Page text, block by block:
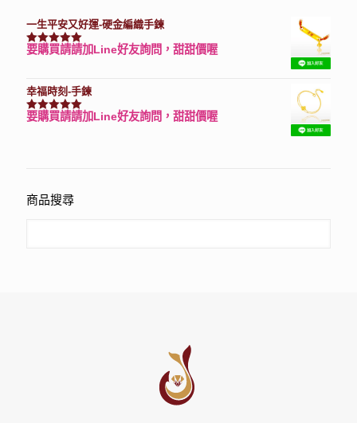
一生平安又好運-硬金編織手鍊
評分7740滿分 5
要購買請請加Line好友詢問，甜甜價喔
幸福時刻-手鍊
評分3150滿分 5
要購買請請加Line好友詢問，甜甜價喔
商品搜尋